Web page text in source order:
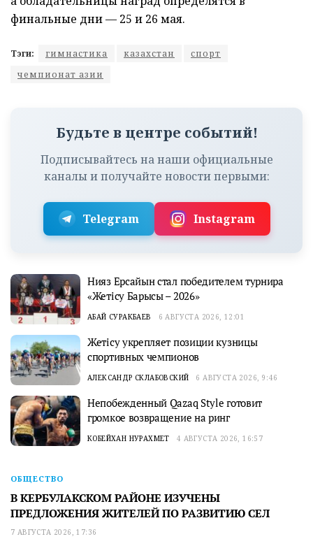
финальные дни — 25 и 26 мая.
Тэги: гимнастика казахстан
спорт
чемпионат азии
Будьте в центре событий!
Подписывайтесь на наши официальные
каналы и получайте новости первыми:
Telegram Instagram
Нияз Ерсайын стал победителем турнира
«Жетісу Барысы – 2026»
АБАЙ СУРАКБАЕВ 6 АВГУСТА 2026, 12:01
Жетісу укрепляет позиции кузницы
спортивных чемпионов
АЛЕКСАНДР СКЛАБОВСКИЙ 6 АВГУСТА 2026, 9:46
Непобежденный Qazaq Style готовит
громкое возвращение на ринг
КОБЕЙХАН НУРАХМЕТ 4 АВГУСТА 2026, 16:57
ОБЩЕСТВО
В КЕРБУЛАКСКОМ РАЙОНЕ ИЗУЧЕНЫ
ПРЕДЛОЖЕНИЯ ЖИТЕЛЕЙ ПО РАЗВИТИЮ СЕЛ
7 АВГУСТА 2026, 17:36